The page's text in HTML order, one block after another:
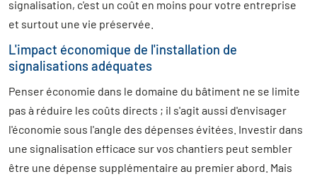
signalisation, c'est un coût en moins pour votre entreprise
et surtout une vie préservée.
L'impact économique de l'installation de
signalisations adéquates
Penser économie dans le domaine du bâtiment ne se limite
pas à réduire les coûts directs ; il s'agit aussi d'envisager
l'économie sous l'angle des dépenses évitées. Investir dans
une signalisation efficace sur vos chantiers peut sembler
être une dépense supplémentaire au premier abord. Mais